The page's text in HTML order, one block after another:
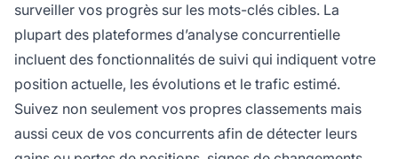
surveiller vos progrès sur les mots-clés cibles. La
plupart des plateformes d’analyse concurrentielle
incluent des fonctionnalités de suivi qui indiquent votre
position actuelle, les évolutions et le trafic estimé.
Suivez non seulement vos propres classements mais
aussi ceux de vos concurrents afin de détecter leurs